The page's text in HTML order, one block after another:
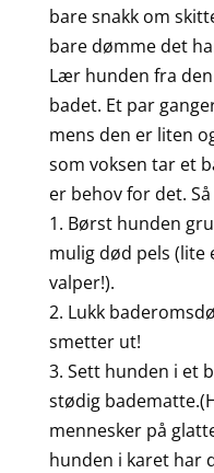
bare snakk om
bare dømme det
Lær hunden fra
badet. Et par
mens den er liten
som voksen tar et
er behov for det.
1. Børst hunden
mulig død pels (lite
valper!).
2. Lukk
smetter ut!
3. Sett hunden i et
stødig
mennesker på
hunden i karet har